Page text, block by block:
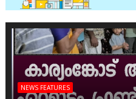
NEWS FEATURES